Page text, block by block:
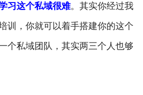
习这个私域很难。其实你经过我
训，你就可以着手搭建你的这个
个私域团队，其实两三个人也够